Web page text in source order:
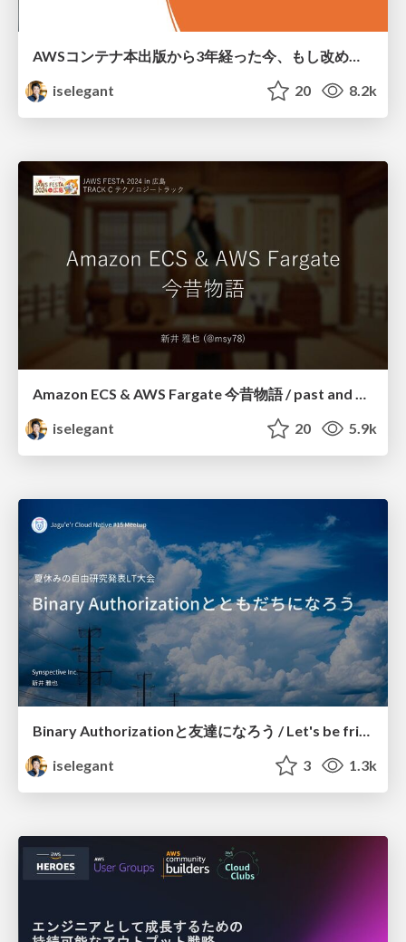
AWSコンテナ本出版から3年経った今、もし改めて執筆し直すなら / If I revise our container book
iselegant
20 8.2k
iselegant
20 5.9k
Binary Authorizationと友達になろう / Let's be friends with Binary Authorization
iselegant
3 1.3k